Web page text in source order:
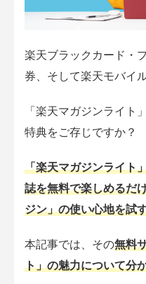
楽天ブラックカード・
券、そして楽天モバイ
「楽天マガジンライト
特典をご存じですか？
「楽天マガジンライト
誌を無料で楽しめるだ
ジン」の使い心地を試
本記事では、その無料
ト」の魅力について分